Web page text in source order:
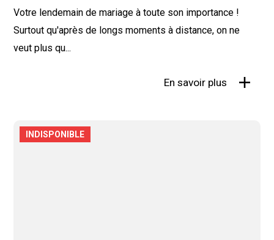
Votre lendemain de mariage à toute son importance !
Surtout qu'après de longs moments à distance, on ne
veut plus qu...
En savoir plus
INDISPONIBLE